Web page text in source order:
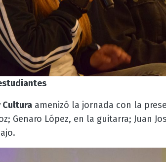
Culturaamenizó la jornada con la
Genaro López, en la guitarra; Juan